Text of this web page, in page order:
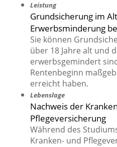
Leistung
Grundsicherung im
Erwerbsminderung
Sie können
über 18 Jahre alt und
erwerbsgemindert
Rentenbeginn
erreicht haben.
Lebenslage
Nachweis der
Pflegeversicherung
Während des
Kranken- und